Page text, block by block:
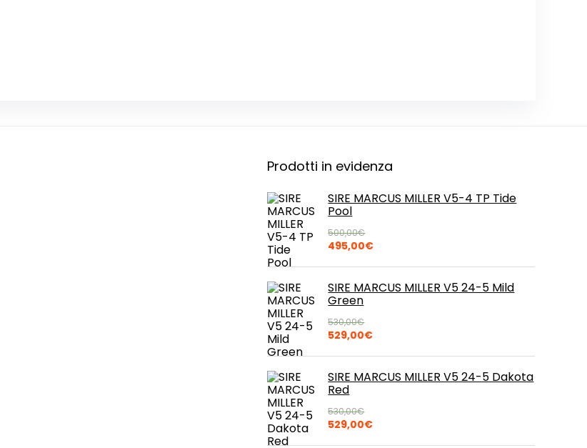
Prodotti in evidenza
SIRE MARCUS MILLER V5-4 TP Tide
Pool
500,00€
Il
originale
era:
500,00€.
495,00€Il
attuale
è:
495,00€.
SIRE MARCUS MILLER V5 24-5 Mild
Green
530,00€
Il
originale
era:
530,00€.
529,00€Il
attuale
è:
529,00€.
SIRE MARCUS MILLER V5 24-5 Dakota
Red
530,00€
Il
529,00€Il